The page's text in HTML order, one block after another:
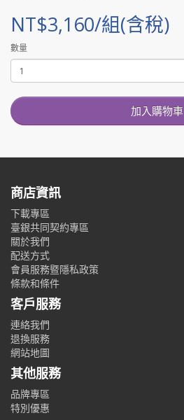
NT$3,160/組(含稅)
數量
加入購物車
商店資訊
下載專區
臺銀共同契約專區
關於我們
配送方式
會員服務暨隱私政策
條款和條件
客戶服務
連絡我們
退換服務
網站地圖
其他服務
品牌專區
特別優惠